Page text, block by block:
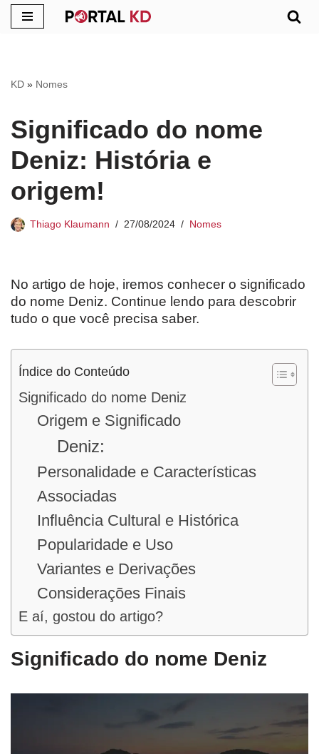
conteúdo
KD » Nomes
Significado do nome
Deniz: História e
origem!
Thiago Klaumann 27/08/2024 Nomes
No artigo de hoje, iremos conhecer o significado
do nome Deniz. Continue lendo para descobrir
tudo o que você precisa saber.
Índice do Conteúdo
Significado do nome Deniz
Origem e Significado
Deniz:
Personalidade e Características
Associadas
Influência Cultural e Histórica
Popularidade e Uso
Variantes e Derivações
Considerações Finais
E aí, gostou do artigo?
Significado do nome Deniz